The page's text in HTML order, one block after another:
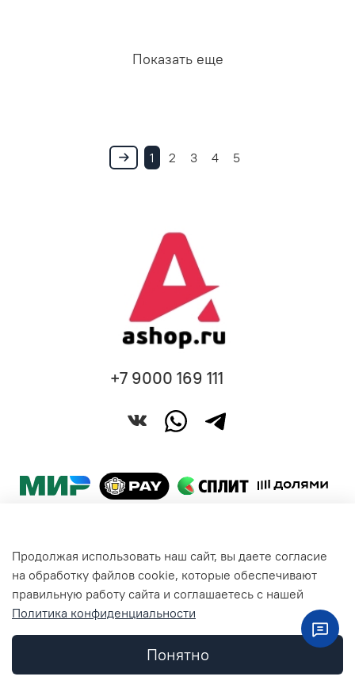
Показать еще
1 2 3 4 5
Покупателям
Общая информация
+7 9000 169 111
Продолжая использовать наш сайт, вы даете согласие
на обработку файлов cookie, которые обеспечивают
правильную работу сайта и соглашаетесь с нашей
Политика конфиденциальности
Понятно